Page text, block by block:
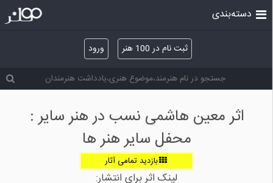
ثبت نام در 100 هنر ورود
دسته‌بندی
اثر معین هاشمی نسب در هنر سایر :
محفل سایر هنر ها
بازدید تمامی آثار
لینک اثر برای انتشار: